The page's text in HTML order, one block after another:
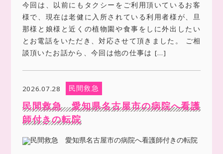
今回は、以前にもタクシーをご利用頂いているお客
様で、現在は老健に入所されている利用者様が、旦
那様と娘様と近くの植物園や食事をしに外出したい
とお電話をいただき、対応させて頂きました。 ご相
談頂いたお話から、今回は他の仕事は […]
2026.07.28 民間救急
民間救急 愛知県名古屋市の病院へ看護
師付きの転院